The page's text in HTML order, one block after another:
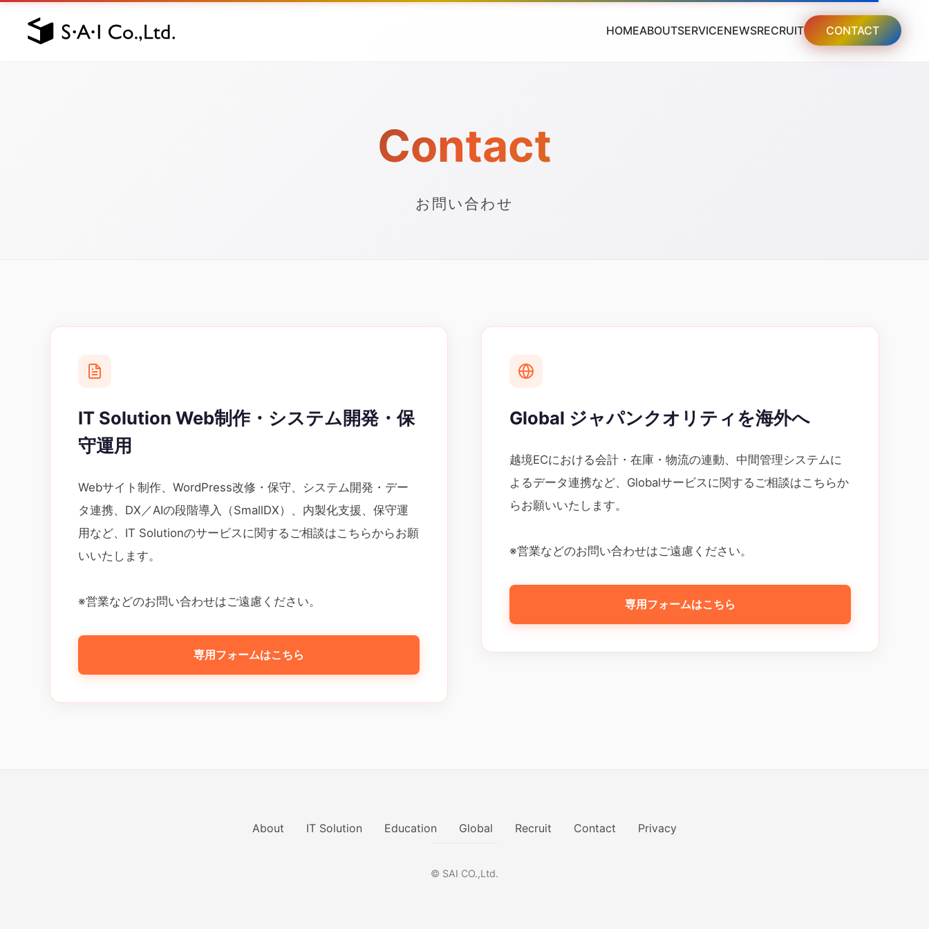
HOMEABOUTSERVICENEWSRECRUIT CONTACT
Contact
お問い合わせ
IT Solution Web制作・システム開発・保
守運用
Webサイト制作、WordPress改修・保守、システム開発・デー
タ連携、DX／AIの段階導入（SmallDX）、内製化支援、保守運
用など、IT Solutionのサービスに関するご相談はこちらからお願
いいたします。
※営業などのお問い合わせはご遠慮ください。
専用フォームはこちら
Global ジャパンクオリティを海外へ
越境ECにおける会計・在庫・物流の連動、中間管理システムに
よるデータ連携など、Globalサービスに関するご相談はこちらか
らお願いいたします。
※営業などのお問い合わせはご遠慮ください。
専用フォームはこちら
About IT Solution Education Global Recruit Contact Privacy
© SAI CO.,Ltd.